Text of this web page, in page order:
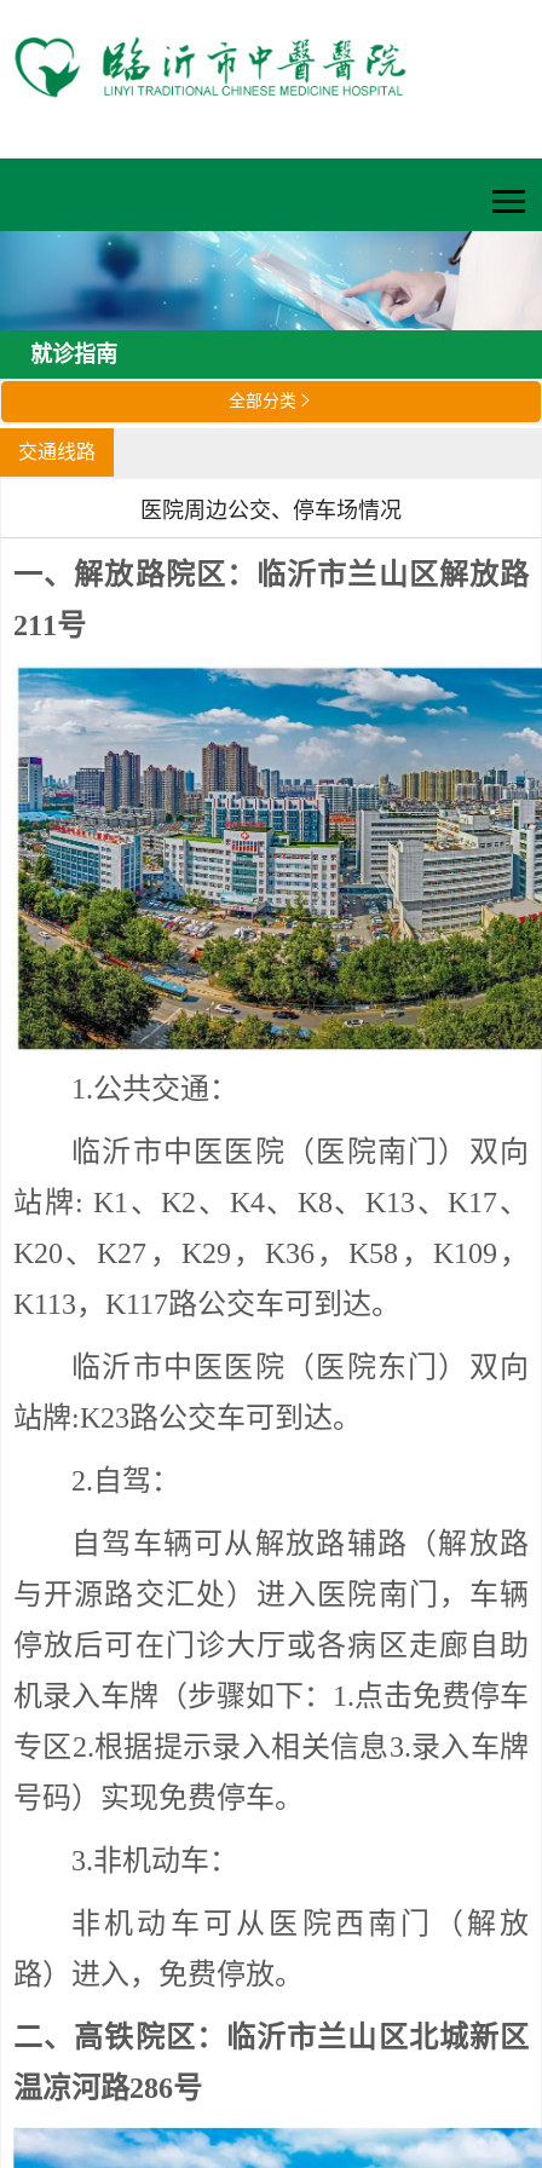
就诊指南
全部分类 
交通线路
医院周边公交、停车场情况
一、解放路院区：临沂市兰山区解放路
211号
1.公共交通：
临沂市中医医院（医院南门）双向
站牌: K1、K2、K4、K8、K13、K17、
K20、K27，K29，K36，K58，K109，
K113，K117路公交车可到达。
临沂市中医医院（医院东门）双向
站牌:K23路公交车可到达。
2.自驾：
自驾车辆可从解放路辅路（解放路
与开源路交汇处）进入医院南门，车辆
停放后可在门诊大厅或各病区走廊自助
机录入车牌（步骤如下：1.点击免费停车
专区2.根据提示录入相关信息3.录入车牌
号码）实现免费停车。
3.非机动车：
非机动车可从医院西南门（解放
路）进入，免费停放。
二、高铁院区：临沂市兰山区北城新区
温凉河路286号